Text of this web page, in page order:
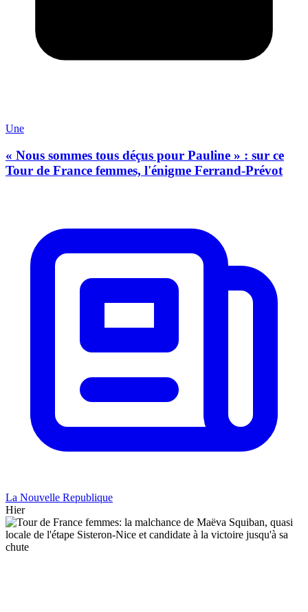
Une
« Nous sommes tous déçus pour Pauline » : sur ce
Tour de France femmes, l'énigme Ferrand-Prévot
La Nouvelle Republique
Hier